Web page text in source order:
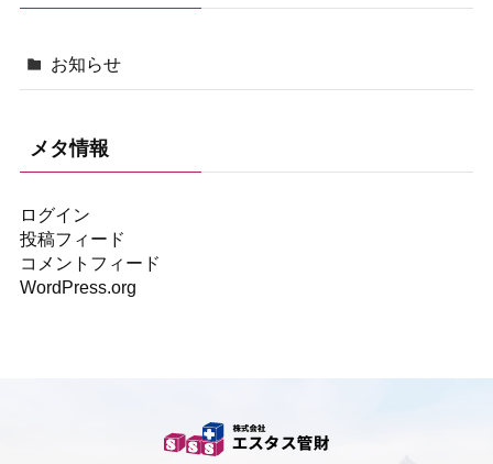
お知らせ
メタ情報
ログイン
投稿フィード
コメントフィード
WordPress.org